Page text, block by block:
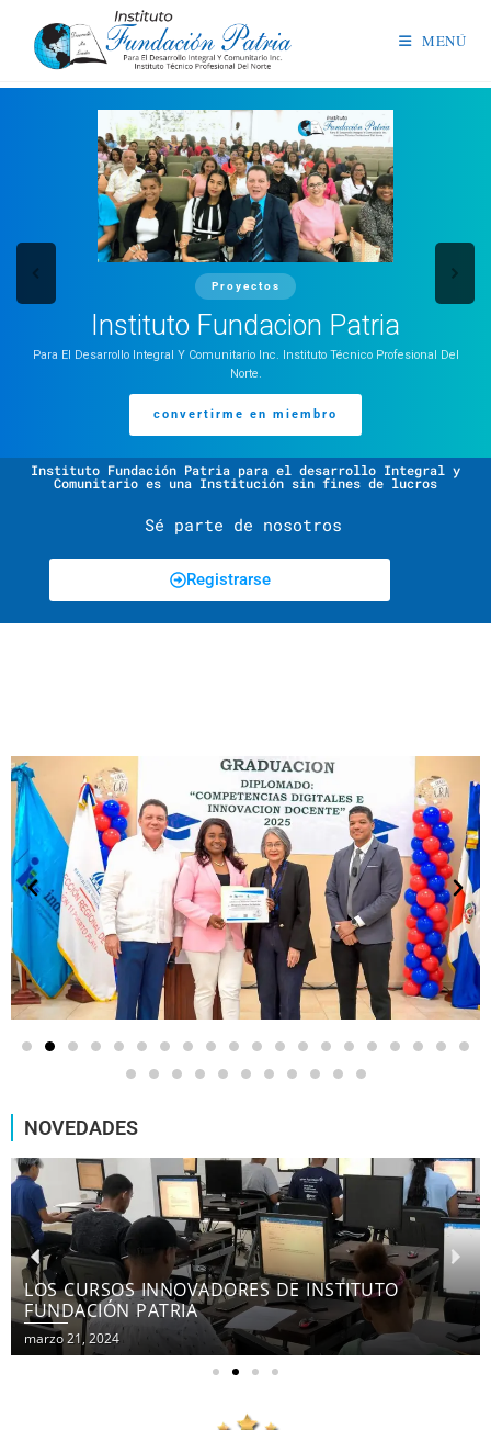
MENÚ
Proyectos
Instituto Fundacion Patria
Para El Desarrollo Integral Y Comunitario Inc. Instituto Técnico Profesional Del
Norte.
convertirme en miembro
Instituto Fundación Patria para el desarrollo Integral y
Comunitario es una Institución sin fines de lucros
Sé parte de nosotros
Registrarse
NOVEDADES
LOS CURSOS INNOVADORES DE INSTITUTO
FUNDACIÓN PATRIA
marzo 21, 2024